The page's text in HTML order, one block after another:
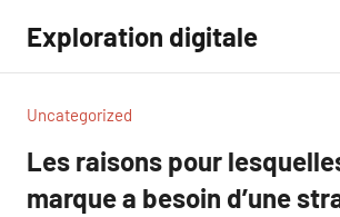
contenu
Exploration digitale
Uncategorized
Les raisons pour
marque a besoin d’une